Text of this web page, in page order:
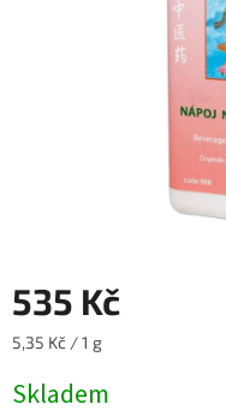
535 Kč
Měrná
5,35 Kč / 1 g
Skladem